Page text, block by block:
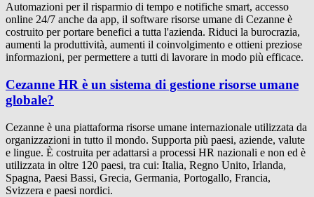
Automazioni per il risparmio di tempo e notifiche smart, accesso
online 24/7 anche da app, il software risorse umane di Cezanne è
costruito per portare benefici a tutta l'azienda. Riduci la burocrazia,
aumenti la produttività, aumenti il coinvolgimento e ottieni preziose
informazioni, per permettere a tutti di lavorare in modo più efficace.
Cezanne HR è un sistema di gestione risorse umane
globale?
Cezanne è una piattaforma risorse umane internazionale utilizzata da
organizzazioni in tutto il mondo. Supporta più paesi, aziende, valute
e lingue. È costruita per adattarsi a processi HR nazionali e non ed è
utilizzata in oltre 120 paesi, tra cui: Italia, Regno Unito, Irlanda,
Spagna, Paesi Bassi, Grecia, Germania, Portogallo, Francia,
Svizzera e paesi nordici.